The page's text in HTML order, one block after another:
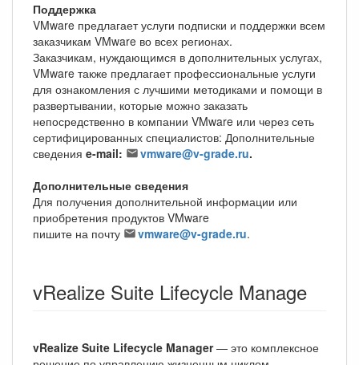
Поддержка
VMware предлагает услуги подписки и поддержки всем
заказчикам VMware во всех регионах.
Заказчикам, нуждающимся в дополнительных услугах,
VMware также предлагает профессиональные услуги
для ознакомления с лучшими методиками и помощи в
развертывании, которые можно заказать
непосредственно в компании VMware или через сеть
сертифицированных специалистов: Дополнительные
сведения e-mail: vmware@v-grade.ru.
Дополнительные сведения
Для получения дополнительной информации или
приобретения продуктов VMware
пишите на почту
vmware@v-grade.ru.
vRealize Suite Lifecycle Manage
vRealize Suite Lifecycle Manager— это комплексное